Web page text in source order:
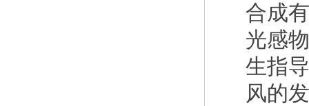
合成
光感
生指
风的